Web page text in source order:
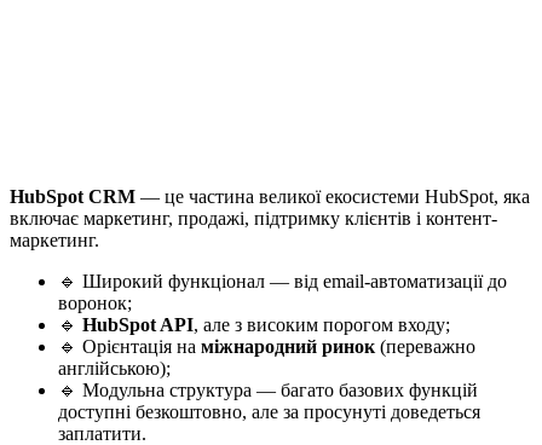
HubSpot CRM — це частина великої екосистеми HubSpot, яка
включає маркетинг, продажі, підтримку клієнтів і контент-
маркетинг.
🔹 Широкий функціонал — від email-автоматизації до
воронок;
🔹 HubSpot API, але з високим порогом входу;
🔹 Орієнтація на міжнародний ринок (переважно
англійською);
🔹 Модульна структура — багато базових функцій
доступні безкоштовно, але за просунуті доведеться
заплатити.